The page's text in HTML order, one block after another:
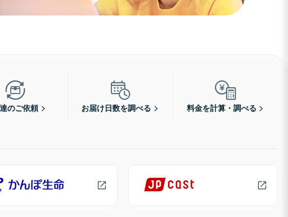
のご依頼 お届け日数を調べる 料金を計算・調べる